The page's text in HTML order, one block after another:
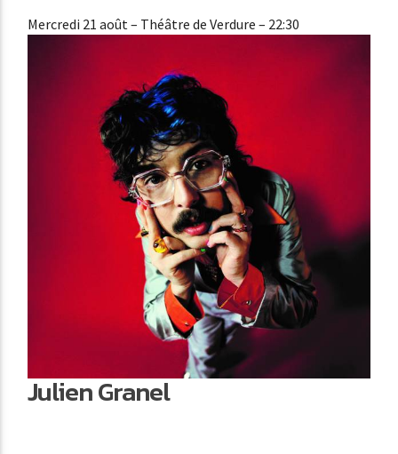
Mercredi 21 août – Théâtre de Verdure – 22:30
Julien Granel